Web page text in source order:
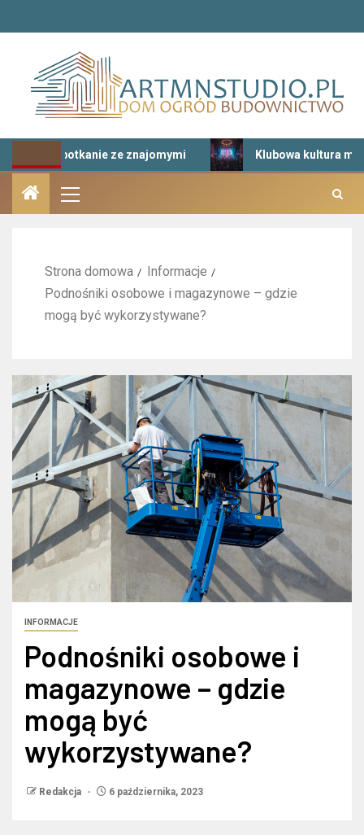
spotkanie ze znajomymi Klubowa kultura muzyczna
Strona domowa
Informacje
Podnośniki osobowe i magazynowe – gdzie
mogą być wykorzystywane?
INFORMACJE
Podnośniki osobowe i
magazynowe – gdzie
mogą być
wykorzystywane?
Redakcja 6 października, 2023